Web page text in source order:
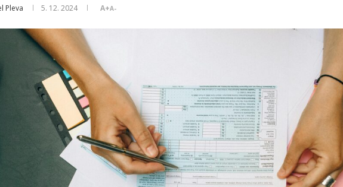
Pleva 5. 12. 2024 A+A-